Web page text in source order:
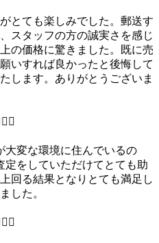
とても楽しみでした。郵送す
スタッフの方の誠実さを感じ
の価格に驚きました。既に売
いすれば良かったと後悔して
します。ありがとうございま
大変な環境に住んでいるの
定をしていただけてとても助
回る結果となりとても満足し
した。